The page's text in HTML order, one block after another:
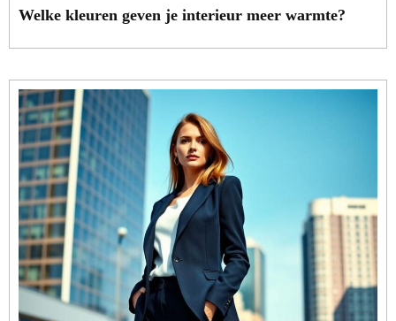
Welke kleuren geven je interieur meer warmte?